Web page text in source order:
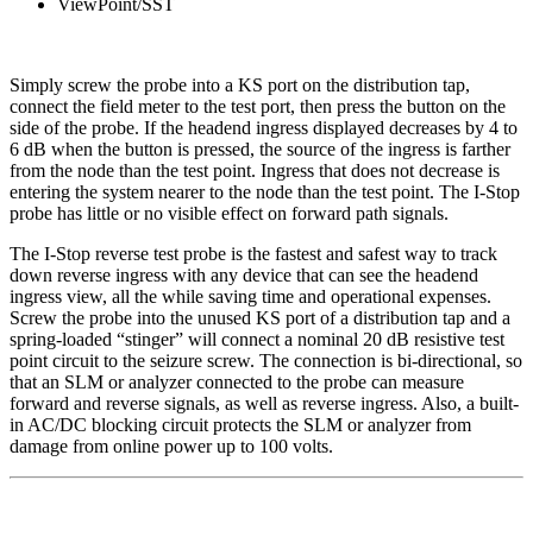
ViewPoint/SST
Simply screw the probe into a KS port on the distribution tap,
connect the field meter to the test port, then press the button on the
side of the probe. If the headend ingress displayed decreases by 4 to
6 dB when the button is pressed, the source of the ingress is farther
from the node than the test point. Ingress that does not decrease is
entering the system nearer to the node than the test point. The I-Stop
probe has little or no visible effect on forward path signals.
The I-Stop reverse test probe is the fastest and safest way to track
down reverse ingress with any device that can see the headend
ingress view, all the while saving time and operational expenses.
Screw the probe into the unused KS port of a distribution tap and a
spring-loaded “stinger” will connect a nominal 20 dB resistive test
point circuit to the seizure screw. The connection is bi-directional, so
that an SLM or analyzer connected to the probe can measure
forward and reverse signals, as well as reverse ingress. Also, a built-
in AC/DC blocking circuit protects the SLM or analyzer from
damage from online power up to 100 volts.